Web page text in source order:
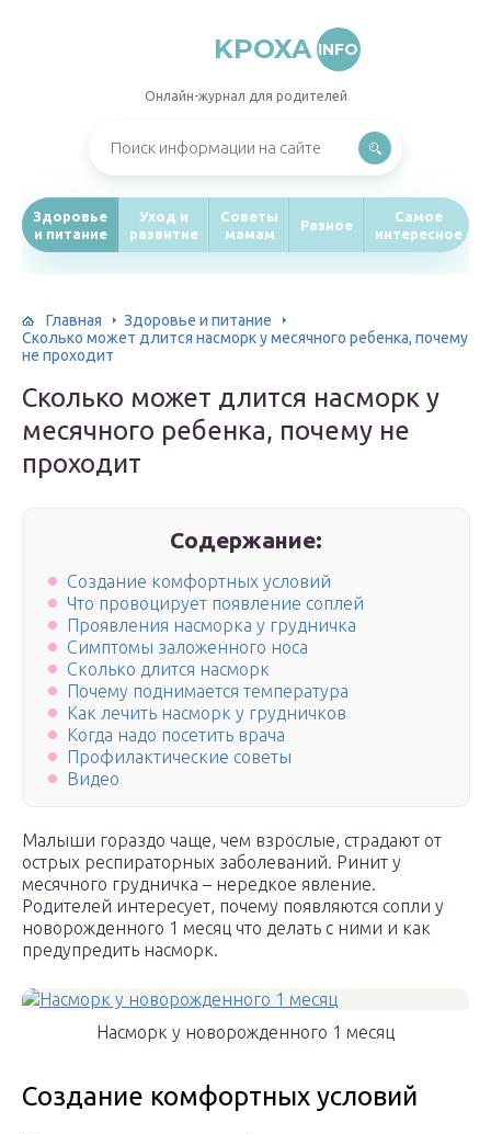
KPOXA INFO
Онлайн-журнал для родителей
Здоровье
и питание
Уход и
развитие
Советы
мамам
Разное
Самое
интересное
Главная
Здоровье и питание
Сколько может длится насморк у месячного ребенка, почему
не проходит
Сколько может длится насморк у
месячного ребенка, почему не
проходит
Содержание:
Создание комфортных условий
Что провоцирует появление соплей
Проявления насморка у грудничка
Симптомы заложенного носа
Сколько длится насморк
Почему поднимается температура
Как лечить насморк у грудничков
Когда надо посетить врача
Профилактические советы
Видео
Малыши гораздо чаще, чем взрослые, страдают от
острых респираторных заболеваний. Ринит у
месячного грудничка – нередкое явление.
Родителей интересует, почему появляются сопли у
новорожденного 1 месяц что делать с ними и как
предупредить насморк.
Насморк у новорожденного 1 месяц
Создание комфортных условий